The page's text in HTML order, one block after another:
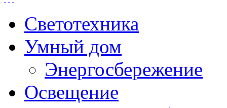
Светотехника
Умный дом
Энергосбережение
Освещение